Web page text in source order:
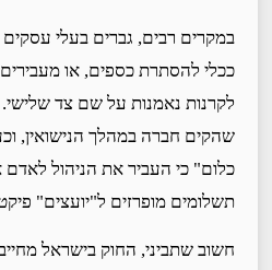
במקרים רבים, גברים בעלי
ככלי להסתרת כספים, או מעבירים
לקרנות נאמנות על שם צד שלישי.
שהקים חברה במהלך הנישואין,
כלום" כי העביר את הניהול
תשלומים מופרזים ל"יועצים"
חשוב שתביני, החוק בישראל